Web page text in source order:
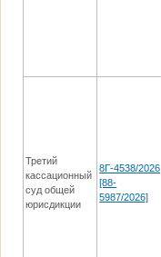
Третий
кассационный
суд общей
юрисдикции
8Г-4538/2026
[88-
5987/2026]